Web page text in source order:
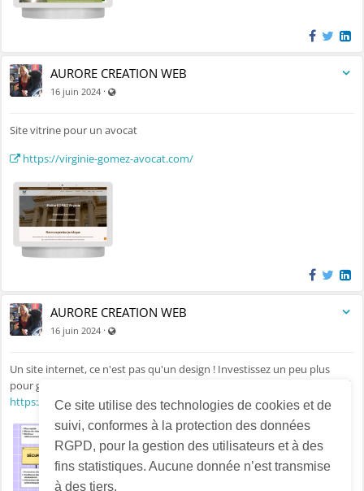
Ce site utilise des technologies de cookies et de
suivi, conformes à la protection des données
RGPD, pour la gestion des utilisateurs et à des
fins statistiques. Aucune donnée n’est transmise
à des tiers.
AURORE CREATION WEB
16 juin 2024 ·
Site vitrine pour un avocat
https://virginie-gomez-avocat.com/
AURORE CREATION WEB
16 juin 2024 ·
Un site internet, ce n'est pas qu'un design ! Investissez un peu plus
pour garantir la qualité, votre autonomie et la sérénité à long terme.
https://aurorecreationweb.fr- devis gratuit